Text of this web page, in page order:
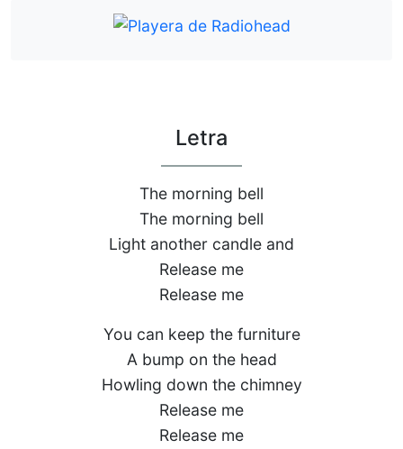
Letra
The morning bell
The morning bell
Light another candle and
Release me
Release me
You can keep the furniture
A bump on the head
Howling down the chimney
Release me
Release me